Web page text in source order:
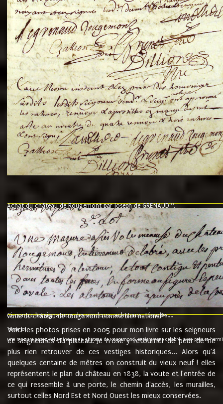
Achat du château de Rougemont par Joseph de GRENAUD10.
"l'an mil six cent soixante treze le ving neuvième jour du mois de
nommé fut présent Messire Claude Guillaume de Moyriat chevalier baron
vend, purement simplement et irrevocablement a monseigneur monsieur
et chavannes conseiller du roy au parlement de Bourgogne, present et
que le dit seigneur Baron de la Vellière a sur ses hommes, indivisables et
de la Velliere tout ainsi et comme le dit seigneur Baron et ses
présent......"
suivent les rentes, donation des terriers, etc... au prix de 880 livre louis
Ci contre les signatures des vendeurs, acheteurs, témoins....
vente du château de Rougemont comme bien national9.
"3ème lot
une mazure assez volumineuse du chateau de Rougemond, entierement delabré, avec près et
Voici les photos prises en 2005 pour mon livre sur les seigneurs
et seigneuries du plateau. Je n'ose y retourner de peur de ne
plus rien retrouver de ces vestiges historiques... Alors qu'à
quelques centaine de mètres on construit du vieux neuf ! elles
représentent le plan du château en 1838, la voute et l'entrée de
ce qui ressemble à une porte, le chemin d'accès, les murailles,
surtout celles Nord Est et Nord Ouest les mieux conservées.